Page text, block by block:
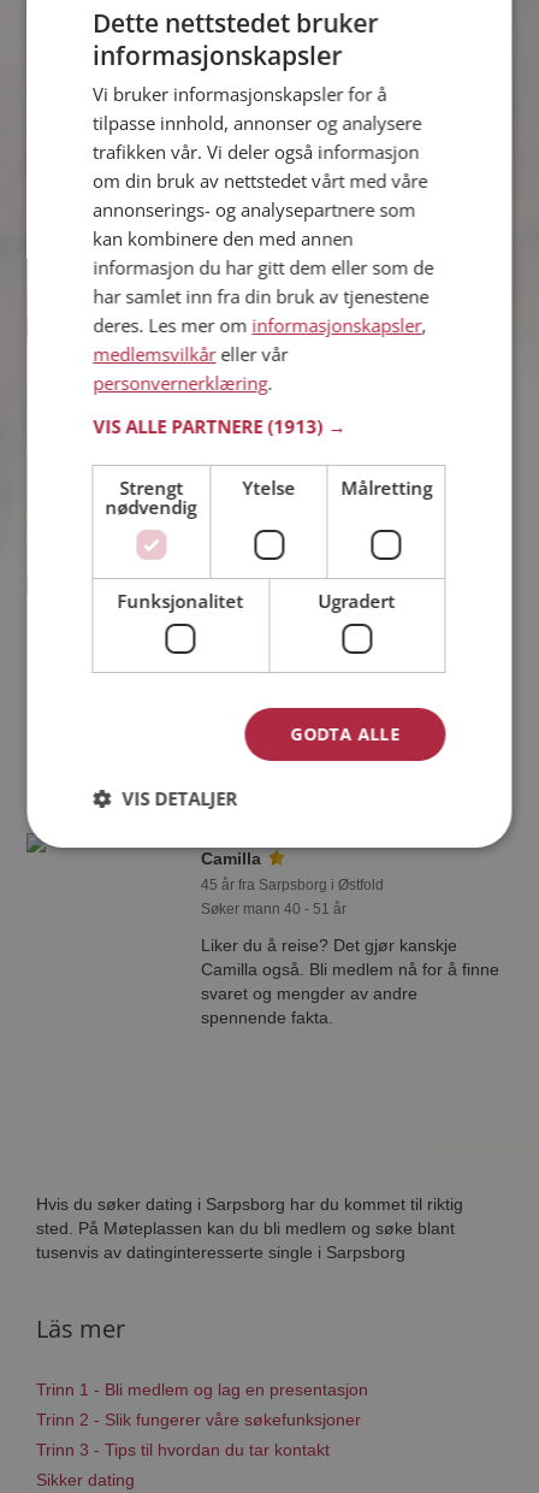
Simen
44 år fra Sarpsborg i Østfold
Søker kvinne 30 - 48 år
Som medlem kan du vise deg frem for
Møteplassen! Ta sjansen og se hvem
som synes du er interessant.
Navin
Søker mann 36 - 50 år
Virker ikke denne single personen
medlem på Møteplassen, slik at du kan
Ole
33 år fra Sarpsborg i Østfold
Søker kvinne 22 - 35 år
Møteplassen, og se om Ole er
drømmende eller praktisk! Det er
lettere å finne kjærligheten på nettet!
Camilla
45 år fra Sarpsborg i Østfold
Søker mann 40 - 51 år
Liker du å reise? Det gjør kanskje
Camilla også. Bli medlem nå for å finne
svaret og mengder av andre
spennende fakta.
Hvis du søker dating i Sarpsborg har du kommet til riktig
sted. På Møteplassen kan du bli medlem og søke blant
tusenvis av datinginteresserte single i Sarpsborg
Läs mer
Trinn 1 - Bli medlem og lag en presentasjon
Trinn 2 - Slik fungerer våre søkefunksjoner
Trinn 3 - Tips til hvordan du tar kontakt
Sikker dating
Dette nettstedet bruker
informasjonskapsler
Vi bruker informasjonskapsler for å
tilpasse innhold, annonser og analysere
trafikken vår. Vi deler også informasjon
om din bruk av nettstedet vårt med våre
annonserings- og analysepartnere som
kan kombinere den med annen
informasjon du har gitt dem eller som de
har samlet inn fra din bruk av tjenestene
deres. Les mer om informasjonskapsler,
medlemsvilkåreller vår
personvernerklæring.
VIS ALLE PARTNERE(1913) →
Strengt
nødvendig
Ytelse Målretting
Funksjonalitet Ugradert
GODTA ALLE
VIS DETALJER